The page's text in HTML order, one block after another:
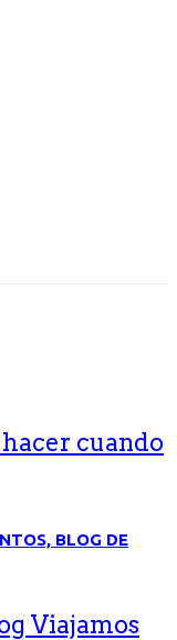
hacer cuando
Viajamos